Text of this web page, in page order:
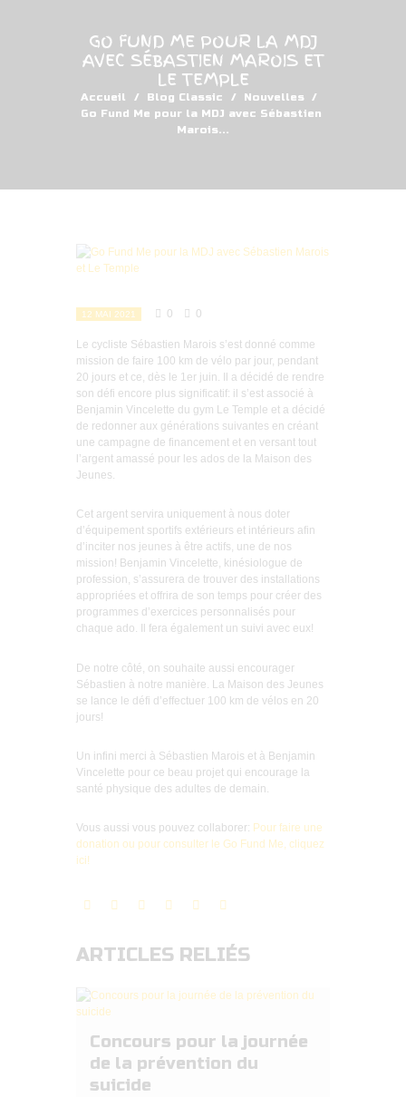
GO FUND ME POUR LA MDJ
AVEC SÉBASTIEN MAROIS ET
LE TEMPLE
Accueil Blog Classic
Nouvelles
Go Fund Me pour la MDJ avec Sébastien
Marois...
12 MAI 2021 0 0
Le cycliste Sébastien Marois s’est donné comme
mission de faire 100 km de vélo par jour, pendant
20 jours et ce, dès le 1er juin. Il a décidé de rendre
son défi encore plus significatif: il s’est associé à
Benjamin Vincelette du gym Le Temple et a décidé
de redonner aux générations suivantes en créant
une campagne de financement et en versant tout
l’argent amassé pour les ados de la Maison des
Jeunes.
Cet argent servira uniquement à nous doter
d’équipement sportifs extérieurs et intérieurs afin
d’inciter nos jeunes à être actifs, une de nos
mission! Benjamin Vincelette, kinésiologue de
profession, s’assurera de trouver des installations
appropriées et offrira de son temps pour créer des
programmes d’exercices personnalisés pour
chaque ado. Il fera également un suivi avec eux!
De notre côté, on souhaite aussi encourager
Sébastien à notre manière. La Maison des Jeunes
se lance le défi d’effectuer 100 km de vélos en 20
jours!
Un infini merci à Sébastien Marois et à Benjamin
Vincelette pour ce beau projet qui encourage la
santé physique des adultes de demain.
Vous aussi vous pouvez collaborer: Pour faire une
donation ou pour consulter le Go Fund Me, cliquez
ici!
ARTICLES RELIÉS
Concours pour la journée
de la prévention du
suicide